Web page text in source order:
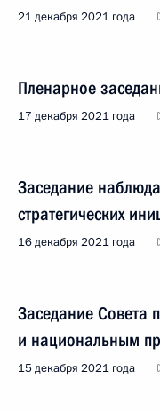
21 декабря 2021 года
Пленарное
17 декабря 2021 года
Заседание
стратегических
16 декабря 2021 года
Заседание Совета
и национальным
15 декабря 2021 года